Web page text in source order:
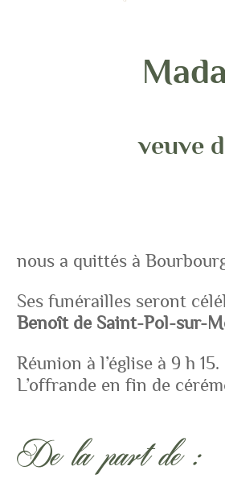
veuve
nous a quittés à
Ses funérailles seront
Benoît de Saint-Pol-sur-
Réunion à l’église à 9 h 15.
L’offrande en fin de
De la part de :